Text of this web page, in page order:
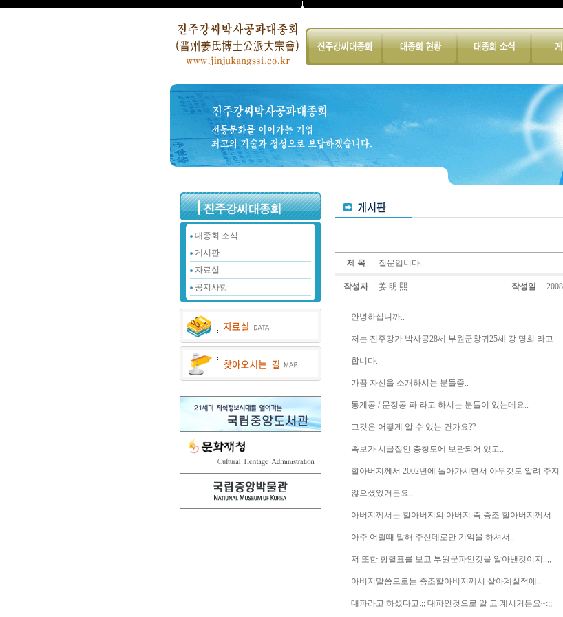
대종회 소식
게시판
자료실
공지사항
제 목 질문입니다.
작성자 姜 明 熙 작성일
안녕하십니까..
저는 진주강가 박사공28세 부원군창귀25세 강 명희 라고
합니다.
가끔 자신을 소개하시는 분들중..
통계공 / 문정공 파 라고 하시는 분들이 있는데요..
그것은 어떻게 알 수 있는 건가요??
족보가 시골집인 충청도에 보관되어 있고..
할아버지께서 2002년에 돌아가시면서 아무것도 알려 주지
않으셨었거든요..
아버지께서는 할아버지의 아버지 즉 증조 할아버지께서
아주 어릴때 말해 주신데로만 기억을 하셔서..
저 또한 항렬표를 보고 부원군파인것을 알아낸것이지..;;
아버지말씀으로는 증조할아버지께서 살아계실적에..
대파라고 하셨다고.;; 대파인것으로 알 고 계시거든요~:;;